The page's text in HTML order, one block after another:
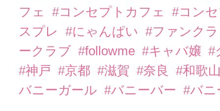
フェ
#コンセプトカフェ
#コン
スプレ
#にゃんぱい #ファンク
ークラブ #followme #キャバ嬢 #
#神戸 #京都 #滋賀 #奈良
#和歌
バニーガール #バニーバー #バ